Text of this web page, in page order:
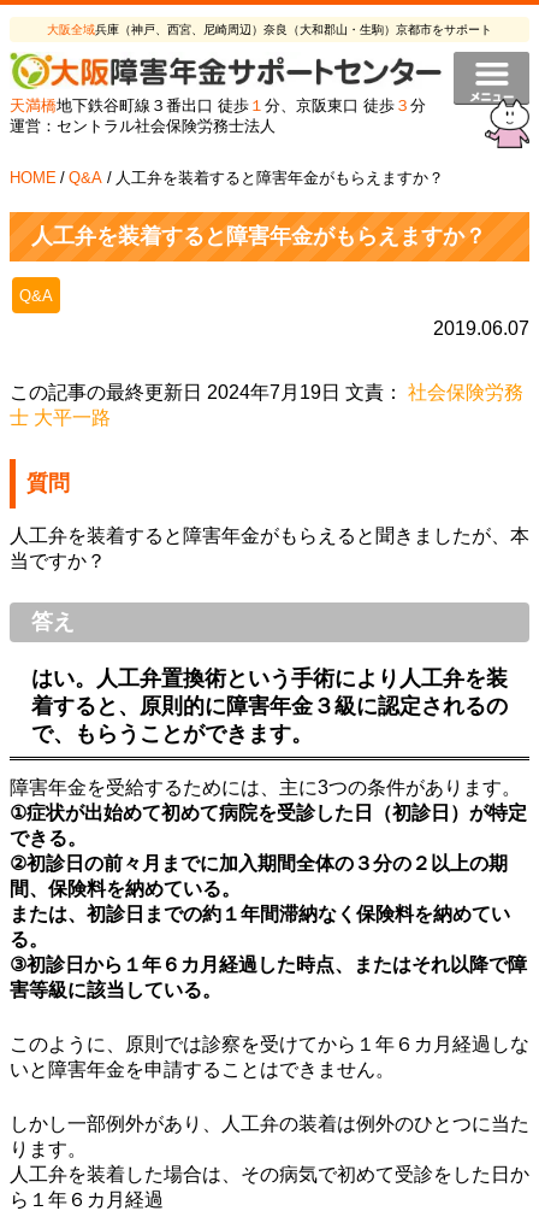
大阪全域兵庫（神戸、西宮、尼崎周辺）奈良（大和郡山・生駒）京都市をサポート
天満橋地下鉄谷町線３番出口 徒歩 １ 分、京阪東口 徒歩 ３ 分
運営：セントラル社会保険労務士法人
HOME / Q&A / 人工弁を装着すると障害年金がもらえますか？
人工弁を装着すると障害年金がもらえますか？
Q&A
2019.06.07
この記事の最終更新日 2024年7月19日 文責： 社会保険労務
士 大平一路
質問
人工弁を装着すると障害年金がもらえると聞きましたが、本
当ですか？
答え
はい。人工弁置換術という手術により人工弁を装
着すると、原則的に障害年金３級に認定されるの
で、もらうことができます。
障害年金を受給するためには、主に3つの条件があります。
①症状が出始めて初めて病院を受診した日（初診日）が特定
できる。
②初診日の前々月までに加入期間全体の３分の２以上の期
間、保険料を納めている。
または、初診日までの約１年間滞納なく保険料を納めてい
る。
③初診日から１年６カ月経過した時点、またはそれ以降で障
害等級に該当している。
このように、原則では診察を受けてから１年６カ月経過しな
いと障害年金を申請することはできません。
しかし一部例外があり、人工弁の装着は例外のひとつに当た
ります。
人工弁を装着した場合は、その病気で初めて受診をした日か
ら１年６カ月経過